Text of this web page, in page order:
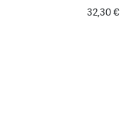
32,30 €